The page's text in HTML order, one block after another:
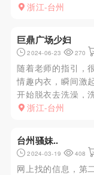
接住了。姿势都愿
浙江-台州
巨鼎广场少妇
2024-06-23 270
随着老师的指引，
情趣内衣，瞬间激
开始脱衣去洗澡，
床边调情缓缓的将
活后，带上雨伞，
师的后面开始输出
浙江-台州
台州骚妹..
2024-03-19 408
网上找的信息，第